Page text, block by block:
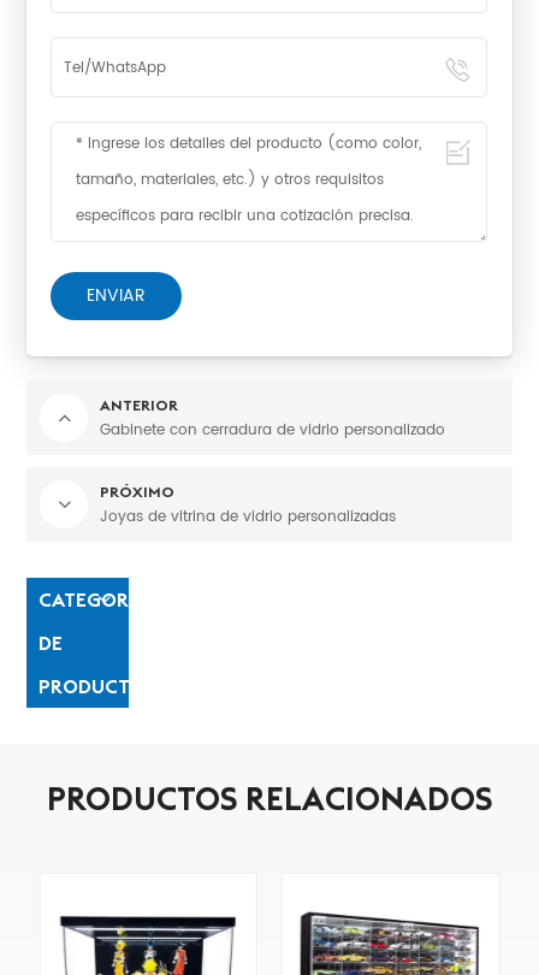
ENVIAR
ANTERIOR
Gabinete con cerradura de vidrio personalizado
PRÓXIMO
Joyas de vitrina de vidrio personalizadas
CATEGORÍAS
DE
PRODUCTO
PRODUCTOS RELACIONADOS